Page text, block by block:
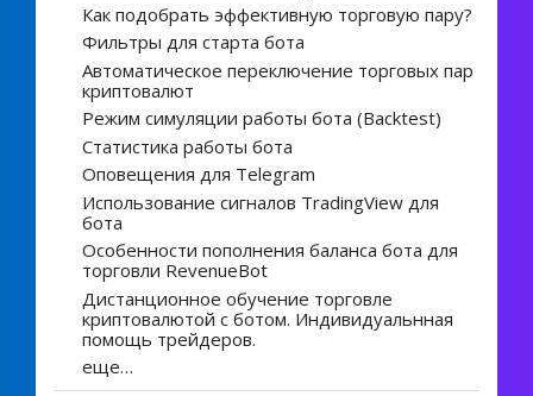
Как подобрать эффективную торговую пару?
Фильтры для старта бота
Автоматическое переключение торговых пар
криптовалют
Режим симуляции работы бота (Backtest)
Статистика работы бота
Оповещения для Telegram
Использование сигналов TradingView для
бота
Особенности пополнения баланса бота для
торговли RevenueBot
Дистанционное обучение торговле
криптовалютой с ботом. Индивидуальнная
помощь трейдеров.
еще…